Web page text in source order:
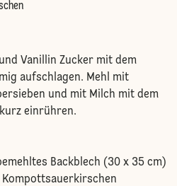
Vanillin Zucker mit dem
aufschlagen. Mehl mit
und mit Milch mit dem
einrühren.
Backblech (30 x 35 cm)